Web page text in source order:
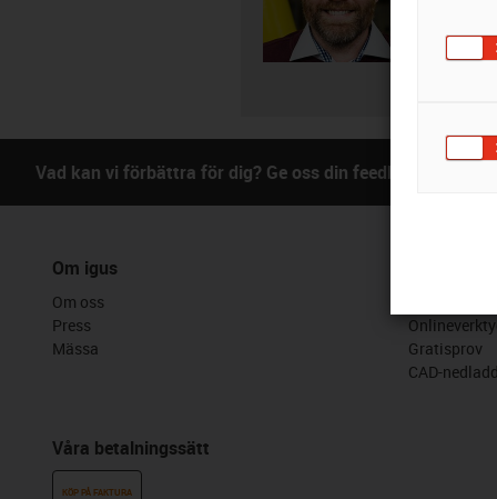
Vad kan vi förbättra för dig? Ge oss din feedback.
Om igus
Om oss
Press
Mässa
Våra betalningssätt
KÖP PÅ FAKTURA
Gratisprov
CAD-